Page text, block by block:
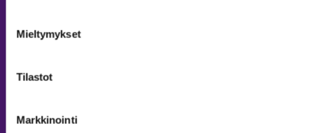
Mieltymykset
Tilastot
Markkinointi